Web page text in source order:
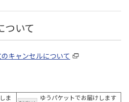
ついて
キャンセルについて
ま
ゆうパケットでお届けします